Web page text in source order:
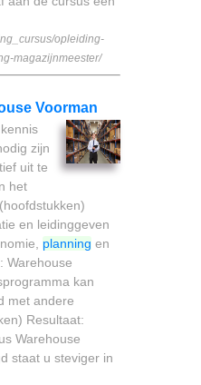
opleiding-
magazijnmeester/
Voorman
zijn
uit te
het
en leidinggeven
planning en
Warehouse
kan
met andere
Resultaat:
Warehouse
staat u steviger in